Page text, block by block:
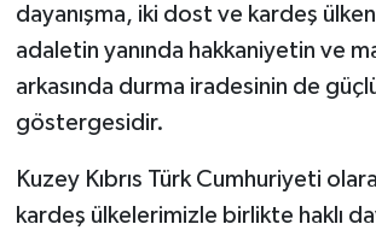
dayanışma, iki dost ve kardeş
adaletin yanında hakkaniyetin ve
arkasında durma iradesinin de
göstergesidir.
Kuzey Kıbrıs Türk Cumhuriyeti
kardeş ülkelerimizle birlikte haklı